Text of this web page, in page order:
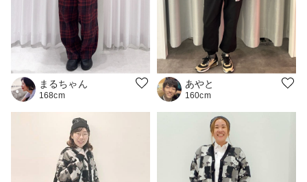
まるちゃん
168cm
あやと
160cm